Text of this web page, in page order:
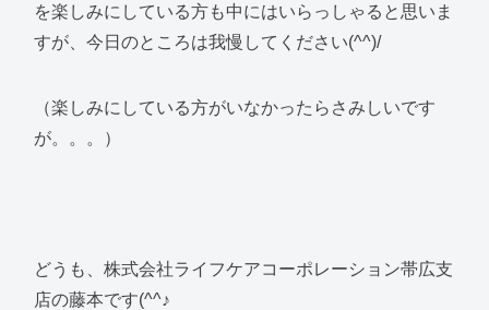
を楽しみにしている方も中にはいらっしゃると思いま
すが、今日のところは我慢してください(^^)/
（楽しみにしている方がいなかったらさみしいです
が。。。）
どうも、株式会社ライフケアコーポレーション帯広支
店の藤本です(^^♪